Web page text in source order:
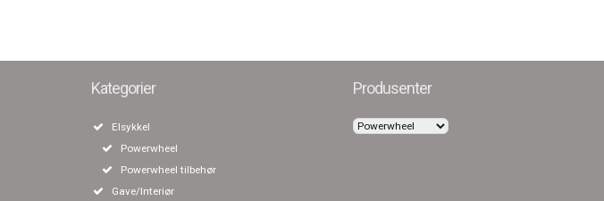
Kategorier
Elsykkel
Powerwheel
Powerwheel tilbehør
Gave/Interiør
Produsenter